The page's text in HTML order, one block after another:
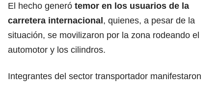
El hecho generó temor en los usuarios de la
carretera internacional, quienes, a pesar de la
situación, se movilizaron por la zona rodeando el
automotor y los cilindros.
Integrantes del sector transportador manifestaron